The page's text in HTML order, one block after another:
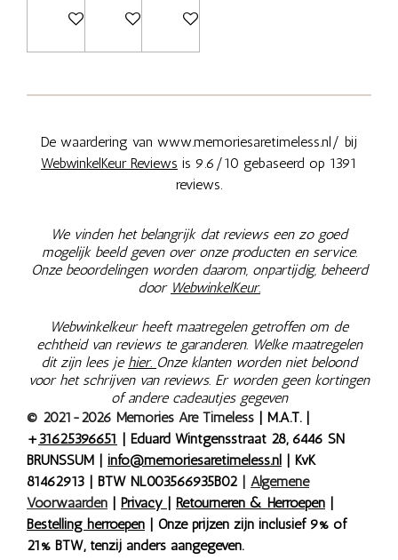
Bekijk detailsBekijk detailsIn winkelwagen
De waardering van www.memoriesaretimeless.nl/ bij
WebwinkelKeur Reviews is 9.6/10 gebaseerd op 1391
reviews.
We vinden het belangrijk dat reviews een zo goed
mogelijk beeld geven over onze producten en service.
Onze beoordelingen worden daarom, onpartijdig, beheerd
door WebwinkelKeur.
Webwinkelkeur heeft maatregelen getroffen om de
echtheid van reviews te garanderen. Welke maatregelen
dit zijn lees je hier. Onze klanten worden niet beloond
voor het schrijven van reviews. Er worden geen kortingen
of andere cadeautjes gegeven
© 2021-2026 Memories Are Timeless | M.A.T. |
+31625396651 | Eduard Wintgensstraat 28, 6446 SN
BRUNSSUM | info@memoriesaretimeless.nl | KvK
81462913 | BTW NL003566935B02 | Algemene
Voorwaarden | Privacy | Retourneren & Herroepen |
Bestelling herroepen | Onze prijzen zijn inclusief 9% of
21% BTW, tenzij anders aangegeven.